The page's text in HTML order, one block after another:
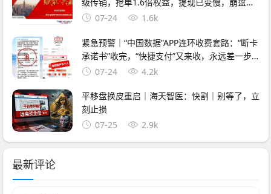
即 07-24 1.6k
紧急预警｜“中国数据”APP连环收费套路：“断卡
承诺书”收完，“快捷支付”又来收，永远差一步
的回报07-24 4.2k
平移盘换皮重启｜海天智医：快割｜别等了，立
刻止损
07-25
2.9k
最新评论